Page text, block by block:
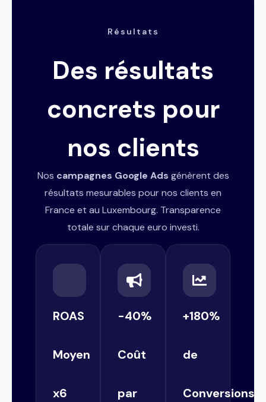
Résultats
Des résultats
concrets pour
nos clients
Nos campagnes Google Ads génèrent des
résultats mesurables pour nos clients en
France et au Luxembourg. Transparence
totale sur chaque euro investi.
ROAS
Moyen
x6
-40%
Coût
par
+180%
de
Conversions